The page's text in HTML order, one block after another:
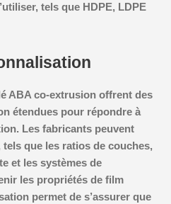
tels que HDPE, LDPE
ABA co-extrusion offrent des
étendues pour répondre à
Les fabricants peuvent
que les ratios de couches,
et les systèmes de
les propriétés de film
permet de s’assurer que